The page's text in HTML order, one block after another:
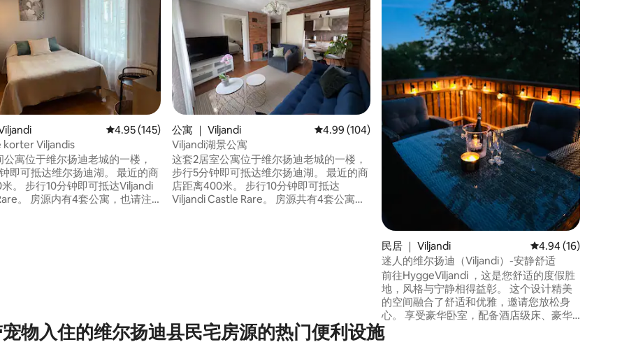
5 分），共 23 条评价平均评分 4.95 分（满分 5 分），共 145 条评价
4.95 (145)
korter Viljandis
公寓位于维尔扬迪老城的一楼，
即可抵达维尔扬迪湖。 最近的商
。 步行10分钟即可抵达Viljandi
公寓，也请注
公寓 ｜ Viljandi 平均评分 4.99 分（满分 5 分），共 104 条评价
4.99 (104)
Viljandi湖景公寓
这套2居室公寓位于维尔扬迪老城的一楼，
步行5分钟即可抵达维尔扬迪湖。 最近的商
店距离400米。 步行10分钟即可抵达
Viljandi Castle Rare。 房源共有4套公寓，
民居 ｜ Viljandi 平均评分 4.94 分（满
4.94 (16)
迷人的维尔扬迪（Viljandi）-安静舒适
前往HyggeViljandi ，这是您舒适的度假胜
地，风格与宁静相得益彰。 这个设计精美
的空间融合了舒适和优雅，邀请您放松身
心。 享受豪华卧室，配备酒店级床、豪华
家具和柔和的照明，营造温馨舒适的氛
围。 设施齐全的厨房、宁静的阅读角和私
物入住的维尔扬迪县民宅房源的热门便利设施